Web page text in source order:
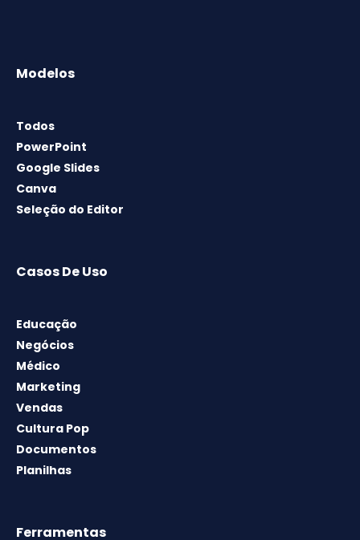
Modelos
Todos
PowerPoint
Google Slides
Canva
Seleção do Editor
Casos De Uso
Educação
Negócios
Médico
Marketing
Vendas
Cultura Pop
Documentos
Planilhas
Ferramentas